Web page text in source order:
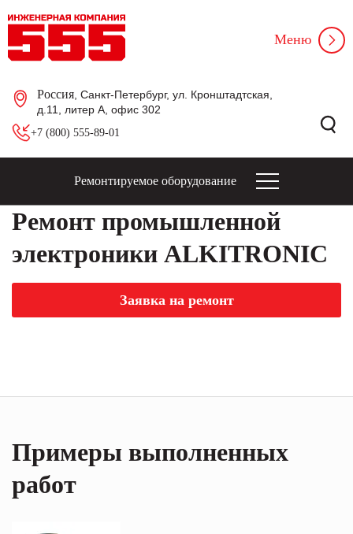
Россия , Санкт-Петербург, ул. Кронштадтская,
д.11, литер А, офис 302
+7 (800) 555-89-01
Меню
Ремонтируемое оборудование
Ремонт промышленной
электроники ALKITRONIC
Заявка на ремонт
Примеры выполненных
работ